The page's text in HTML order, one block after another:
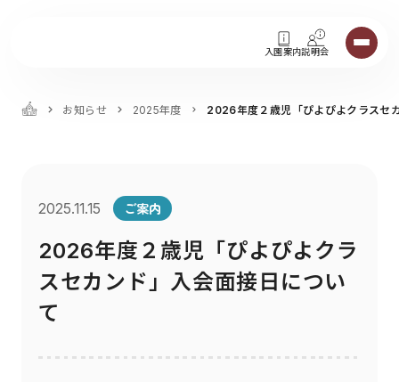
入園案内説明会
お知らせ 2025年度 2026年度２歳児「ぴよぴよクラスセ
2025.11.15 ご案内
2026年度２歳児「ぴよぴよクラ
スセカンド」入会面接日につい
て